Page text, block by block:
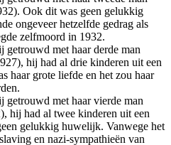
Ook dit was geen gelukkig
ongeveer hetzelfde gedrag als
zelfmoord in 1932.
getrouwd met haar derde man
hij had al drie kinderen uit een
haar grote liefde en het zou haar
getrouwd met haar vierde man
hij had al twee kinderen uit een
gelukkig huwelijk. Vanwege het
en nazi-sympathieën van